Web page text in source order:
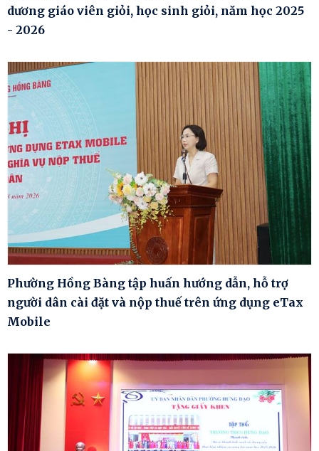
dương giáo viên giỏi, học sinh giỏi, năm học 2025
- 2026
Phường Hồng Bàng tập huấn hướng dẫn, hỗ trợ
người dân cài đặt và nộp thuế trên ứng dụng eTax
Mobile